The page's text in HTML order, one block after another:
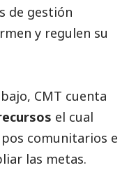
de gestión
y regulen su
CMT cuenta
el cual
comunitarios e
las metas.